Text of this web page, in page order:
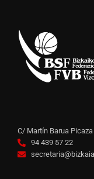
C/ Martín Barua
94 439 57 22